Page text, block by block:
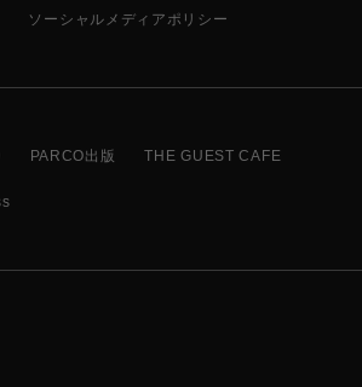
ソーシャルメディアポリシー
PARCO出版 THE GUEST CAFE